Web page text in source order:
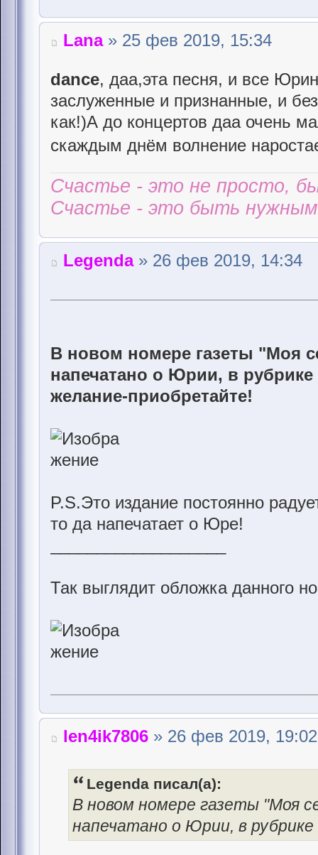
Lana» 25 фев 2019, 15:34
dance, даа,эта песня, и все
заслуженные и признанные, и
как!)А до концертов даа очень
скаждым днём волнение
Счастье - это не просто,
Счастье - это быть
Legenda» 26 фев 2019, 14:34
В новом номере газеты "Моя
напечатано о Юрии, в
желание-приобретайте!
P.S.Это издание постоянно
то да напечатает о Юре!
Так выглядит обложка данного
len4ik7806 » 26 фев 2019, 19:02
Legenda писал(а):
В новом номере газеты "Моя
напечатано о Юрии, в рубрике